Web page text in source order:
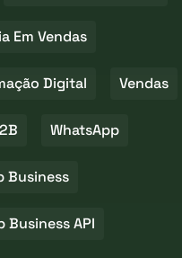
Em Vendas
Digital Vendas
WhatsApp
Business
Business API